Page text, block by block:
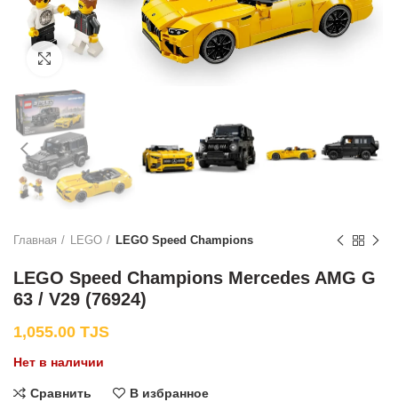
Нажмите, чтобы увеличить
Главная LEGO LEGO Speed Champions
LEGO Speed Champions Mercedes AMG G
63 / V29 (76924)
1,055.00 TJS
Нет в наличии
Сравнить В избранное